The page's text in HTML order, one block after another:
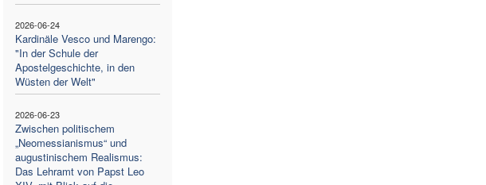
2026-06-24
Kardinäle Vesco und Marengo:
"In der Schule der
Apostelgeschichte, in den
Wüsten der Welt"
2026-06-23
Zwischen politischem
„Neomessianismus“ und
augustinischem Realismus:
Das Lehramt von Papst Leo